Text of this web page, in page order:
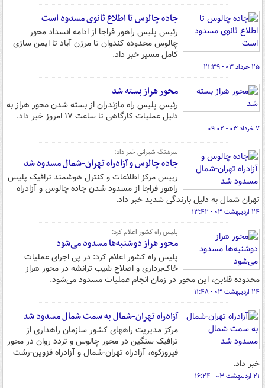
جاده چالوس تا اطلاع ثانوی مسدود است
رئیس پلیس راهور فراجا از ادامه انسداد محور
چالوس محدوده کندوان تا مرزن آباد تا ایمن سازی
کامل مسیر خبر داد.
۲۵ خرداد ۰۳ - ۲۱:۳۹
محور هراز بسته شد
رئیس پلیس راه مازندران از بسته شدن محور هراز به
دلیل عملیات کارگاهی تا ساعت ۱۷ امروز خبر داد.
۷ خرداد ۰۳ - ۰۹:۰۲
سرهنگ شیرانی خبر داد؛
جاده چالوس و آزادراه تهران-شمال مسدود شد
رییس مرکز اطلاعات و کنترل هوشمند ترافیک پلیس
راهور فراجا از مسدود شدن جاده چالوس و آزادراه
تهران شمال به دلیل بارندگی شدید خبر داد.
۲۴ اردیبهشت ۰۳ - ۱۳:۴۲
پلیس راه کشور اعلام کرد:
محور هراز دوشنبه‌ها مسدود می‌شود
پلیس راه کشور اعلام کرد: در پی اجرای عملیات
خاک‌برداری و اصلاح شیب ترانشه در محور هراز
محدوده قلابن، این محور در زمان انجام عملیات مسدود می‌شود.
۲۴ اردیبهشت ۰۳ - ۱۱:۴۸
آزادراه تهران-شمال به سمت شمال مسدود شد
مرکز مدیریت راههای کشور سازمان راهداری از
ترافیک سنگین در محور چالوس و تردد روان در محور
فیروزکوه، آزادراه تهران-شمال و آزادراه قزوین-رشت
خبر داد.
۲۱ اردیبهشت ۰۳ - ۱۶:۲۴